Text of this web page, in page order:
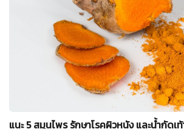
แนะ 5 สมุนไพร รักษาโรคผิวหนัง และน้ำกัด